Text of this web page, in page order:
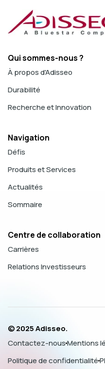
Qui sommes-nous ?
À propos d'Adisseo
Durabilité
Recherche et Innovation
Navigation
Défis
Produits et Services
Actualités
Sommaire
Centre de collaboration
Carrières
Relations Investisseurs
© 2025 Adisseo.
Contactez-nousMentions
Politique de confidentialité